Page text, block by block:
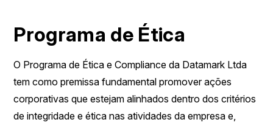
Programa de Ética
O Programa de Ética e Compliance da Datamark Ltda
tem como premissa fundamental promover ações
corporativas que estejam alinhados dentro dos critérios
de integridade e ética nas atividades da empresa e,